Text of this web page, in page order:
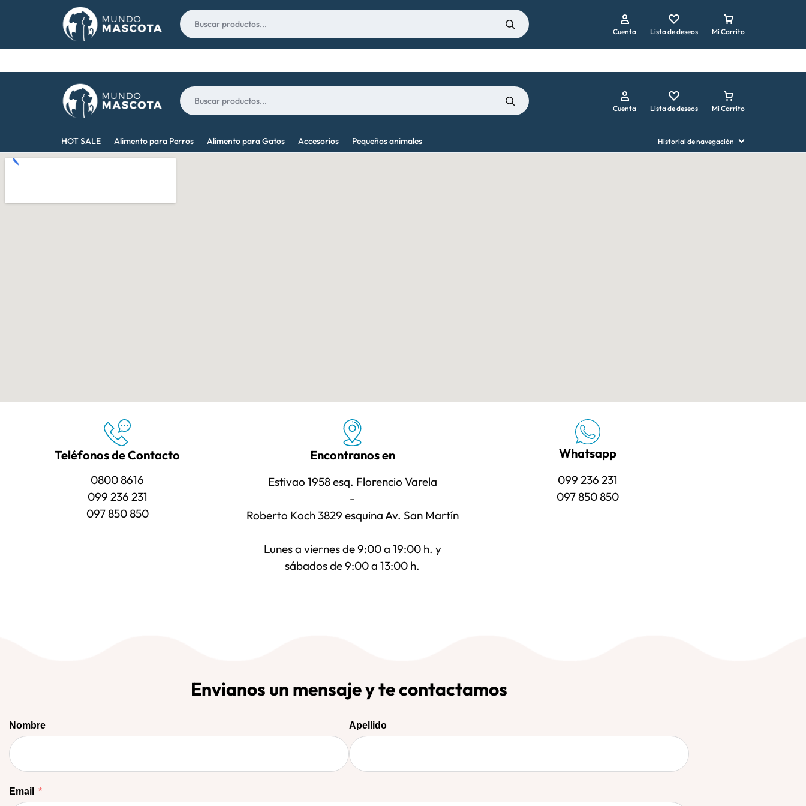
Nosotros
MASCOTA
MEJOR
Cuenta Lista de deseos Mi Carrito
HOT SALE Alimento para Perros Alimento para Gatos Accesorios Pequeños animales Historial de navegación
Cuenta Lista de deseos Mi Carrito
Teléfonos de Contacto
0800 8616
099 236 231
097 850 850
Encontranos en
Estivao 1958 esq. Florencio Varela
-
Roberto Koch 3829 esquina Av. San Martín
Lunes a viernes de 9:00 a 19:00 h. y
sábados de 9:00 a 13:00 h.
Whatsapp
099 236 231
097 850 850
Envianos un mensaje y te contactamos
Nombre Apellido
Email